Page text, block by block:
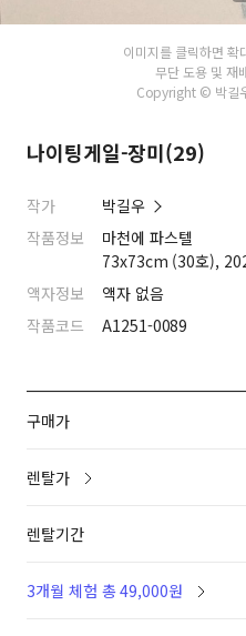
이미지를 클릭하면 확
무단 도용 및 재
Copyright © 박길
나이팅게일-장미(29)
작가
박길우
작품정보
마천에 파스텔
73x73cm (30호),
액자정보
액자 없음
작품코드
A1251-0089
구매가
렌탈가
렌탈기간
3개월 체험 총 49,000원